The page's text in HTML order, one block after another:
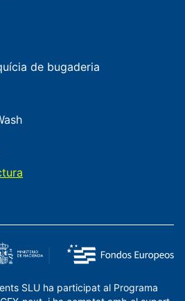
de bugaderia
SLU ha participat al Programa